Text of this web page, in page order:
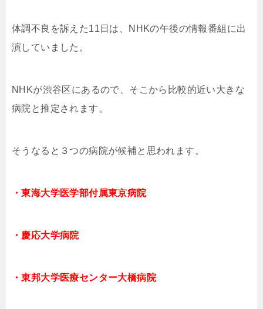
体調不良を訴えた11日は、NHKの午後の情報番組に出
演していました。
NHKが渋谷区にあるので、そこから比較的近い大きな
病院と推定されます。
そうなると３つの病院が候補と思われます。
・東海大学医学部付属東京病院
・慶応大学病院
・東邦大学医療センター大橋病院